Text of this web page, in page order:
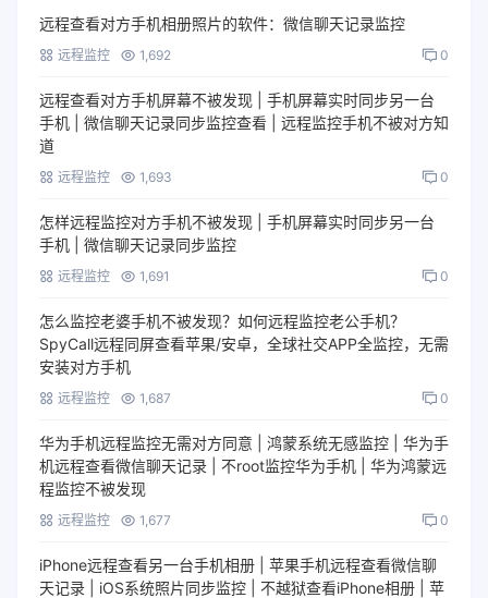
远程查看对方手机相册照片的软件：微信聊天记录监控
远程监控 1,692 0
远程查看对方手机屏幕不被发现 | 手机屏幕实时同步另一台
手机 | 微信聊天记录同步监控查看 | 远程监控手机不被对方知
道
远程监控 1,693 0
怎样远程监控对方手机不被发现 | 手机屏幕实时同步另一台
手机 | 微信聊天记录同步监控
远程监控 1,691 0
怎么监控老婆手机不被发现？如何远程监控老公手机？
SpyCall远程同屏查看苹果/安卓，全球社交APP全监控，无需
安装对方手机
远程监控 1,687 0
华为手机远程监控无需对方同意 | 鸿蒙系统无感监控 | 华为手
机远程查看微信聊天记录 | 不root监控华为手机 | 华为鸿蒙远
程监控不被发现
远程监控 1,677 0
iPhone远程查看另一台手机相册 | 苹果手机远程查看微信聊
天记录 | iOS系统照片同步监控 | 不越狱查看iPhone相册 | 苹